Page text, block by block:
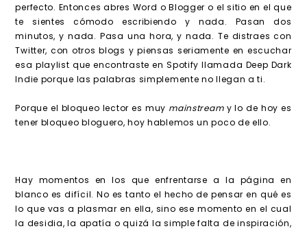
perfecto. Entonces abres Word o Blogger o el sitio en el que
te sientes cómodo escribiendo y nada. Pasan dos
minutos, y nada. Pasa una hora, y nada. Te distraes con
Twitter, con otros blogs y piensas seriamente en escuchar
esa playlist que encontraste en Spotify llamada Deep Dark
Indie porque las palabras simplemente no llegan a ti.
Porque el bloqueo lector es muy mainstreamy lo de hoy es
tener bloqueo bloguero, hoy hablemos un poco de ello.
Hay momentos en los que enfrentarse a la página en
blanco es difícil. No es tanto el hecho de pensar en qué es
lo que vas a plasmar en ella, sino ese momento en el cual
la desidia, la apatía o quizá la simple falta de inspiración,